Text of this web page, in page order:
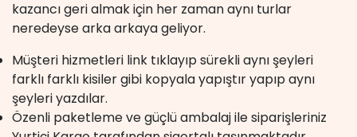
kazancı geri almak için her zaman aynı turlar
neredeyse arka arkaya geliyor.
Müşteri hizmetleri link tıklayıp sürekli aynı şeyleri
farklı farklı kisiler gibi kopyala yapıştır yapıp aynı
şeyleri yazdılar.
Özenli paketleme ve güçlü ambalaj ile siparişleriniz